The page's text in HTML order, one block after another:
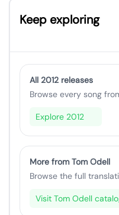
Keep exploring
All 2012 releases
Browse every song
Explore 2012
More from Tom Odell
Browse the full
Visit Tom Odell